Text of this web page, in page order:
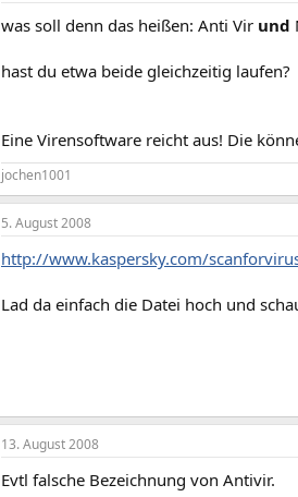
was soll denn das heißen: Anti Vir und
hast du etwa beide gleichzeitig laufen?
Eine Virensoftware reicht aus! Die
jochen1001
5. August 2008
http://www.kaspersky.com/
Lad da einfach die Datei hoch und
13. August 2008
Evtl falsche Bezeichnung von Antivir.